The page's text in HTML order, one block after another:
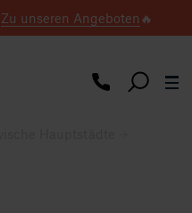
Zu unseren Angeboten 🔥